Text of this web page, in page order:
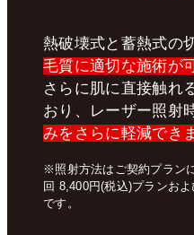
熱破壊式と蓄熱式の
毛質に適切な施術が
さらに肌に直接触れ
おり、レーザー照射
みをさらに軽減でき
※照射方法はご契約プラン
回 8,400円(税込)プランお
です。